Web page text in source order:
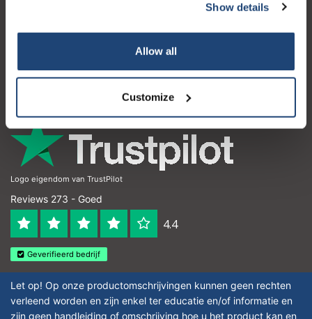
Show details
Allow all
Customize
Contactgegevens
Logo eigendom van TrustPilot
Reviews 273 - Goed
4.4
Geverifieerd bedrijf
Let op! Op onze productomschrijvingen kunnen geen rechten
verleend worden en zijn enkel ter educatie en/of informatie en
zijn geen handleiding of omschrijving hoe u het product kan en